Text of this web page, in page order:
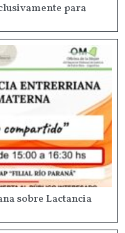
para
sobre Lactancia